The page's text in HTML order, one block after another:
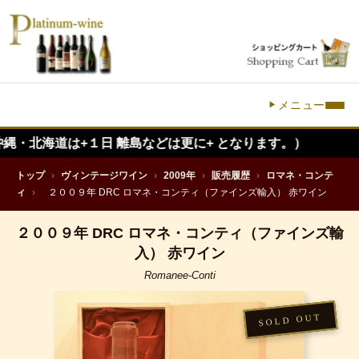
メニュー
日 離島などは更に+ となります。）
トップ › ヴィンテージワイン › 2009年 › 販売履歴 ›
ロマネ・コンテ
ィ
› ２００９年 DRC ロマネ・コンティ（ファインズ輸入） 赤ワイン
２００９年 DRC ロマネ・コンティ（ファインズ輸
入） 赤ワイン
Romanee-Conti